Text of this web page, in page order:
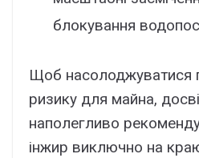
блокування
Щоб насолоджуватися
ризику для майна,
наполегливо
інжир виключно на